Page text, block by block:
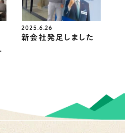
2025.6.26
新会社発足しました